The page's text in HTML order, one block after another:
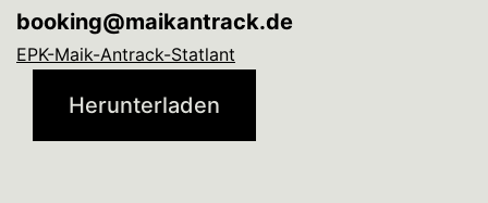
booking@maikantrack.de
EPK-Maik-Antrack-Statlant
Herunterladen